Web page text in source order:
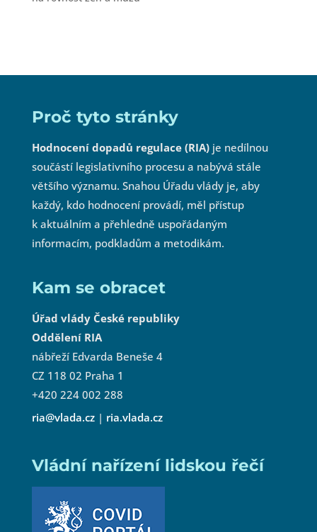
Proč tyto stránky
Hodnocení dopadů regulace (RIA)je nedílnou
součástí legislativního procesu a nabývá stále
většího významu. Snahou Úřadu vlády je, aby
každý, kdo hodnocení provádí, měl přístup
k aktuálním a přehledně uspořádaným
informacím, podkladům a metodikám.
Kam se obracet
Úřad vlády České republiky
Oddělení RIA
nábřeží Edvarda Beneše 4
CZ 118 02 Praha 1
+420 224 002 288
ria@vlada.cz| ria.vlada.cz
Vládní nařízení lidskou řečí